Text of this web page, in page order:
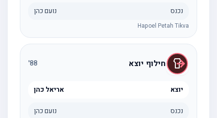
נכנס נועם כהן
Hapoel Petah Tikva
חילוף יוצא 88
'
יוצא אריאל כהן
נכנס נועם כהן